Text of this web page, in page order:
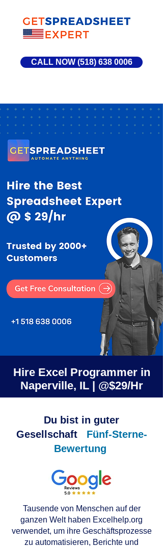
CALL NOW (518) 638 0006
Hire Excel Programmer in
Naperville, IL | @$29/Hr
Du bist in guter
Gesellschaft
Fünf-Sterne-
Bewertung
Tausende von Menschen auf der
ganzen Welt haben Excelhelp.org
verwendet, um ihre Geschäftsprozesse
zu automatisieren, Berichte und